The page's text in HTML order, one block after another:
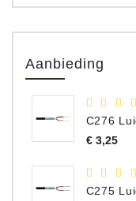
Aanbieding
€ 3,25Prijs